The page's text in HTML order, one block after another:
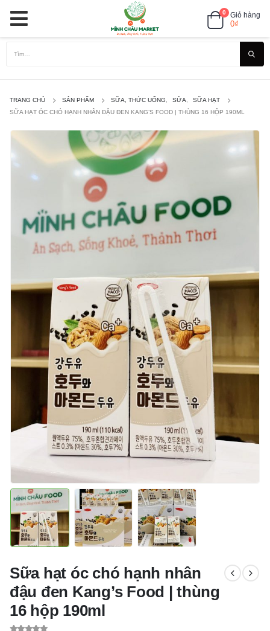
0 Giỏ hàng
0₫
TRANG CHỦ SẢN PHẨM SỮA, THỨC UỐNG SỮA
SỮA HẠT
SỮA HẠT ÓC CHÓ HẠNH NHÂN ĐẬU ĐEN KANG’S FOOD | THÙNG 16 HỘP 190ML
Sữa hạt óc chó hạnh nhân
đậu đen Kang’s Food | thùng
16 hộp 190ml